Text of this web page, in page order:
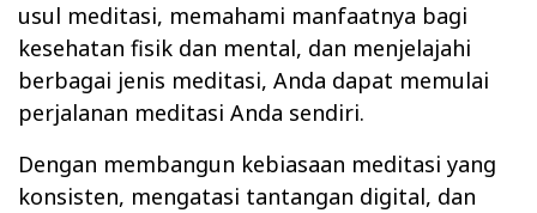
usul meditasi, memahami manfaatnya bagi
kesehatan fisik dan mental, dan menjelajahi
berbagai jenis meditasi, Anda dapat memulai
perjalanan meditasi Anda sendiri.
Dengan membangun kebiasaan meditasi yang
konsisten, mengatasi tantangan digital, dan